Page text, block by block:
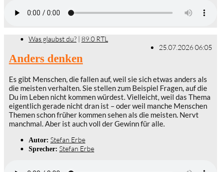
Was glaubst du? | 89.0 RTL
25.07.2026 06:05
Anders denken
Es gibt Menschen, die fallen auf, weil sie sich etwas anders als
die meisten verhalten. Sie stellen zum Beispiel Fragen, auf die
Du im Leben nicht kommen würdest. Vielleicht, weil das Thema
eigentlich gerade nicht dran ist – oder weil manche Menschen
Themen schon früher kommen sehen als die meisten. Nervt
manchmal. Aber ist auch voll der Gewinn für alle.
Autor: Stefan Erbe
Sprecher: Stefan Erbe